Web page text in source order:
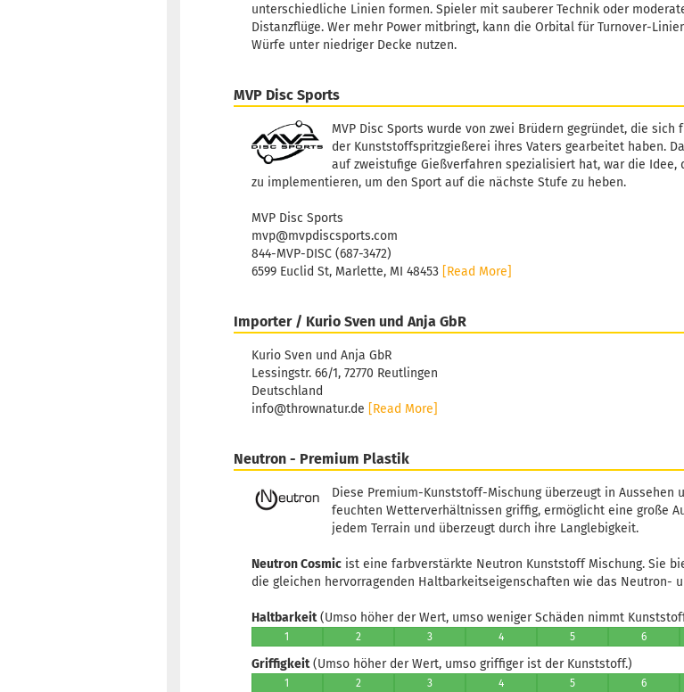
unterschiedliche Linien formen. Spieler mit sauberer Technik oder
Distanzflüge. Wer mehr Power mitbringt, kann die Orbital für Turnover-
Würfe unter niedriger Decke nutzen.
MVP Disc Sports
MVP Disc Sports wurde von zwei Brüdern gegründet, die
der Kunststoffspritzgießerei ihres Vaters gearbeitet haben.
auf zweistufige Gießverfahren spezialisiert hat, war die
zu implementieren, um den Sport auf die nächste Stufe zu heben.
MVP Disc Sports
mvp@mvpdiscsports.com
844-MVP-DISC (687-3472)
6599 Euclid St, Marlette, MI 48453 [Read More]
Importer / Kurio Sven und Anja GbR
Kurio Sven und Anja GbR
Lessingstr. 66/1, 72770 Reutlingen
Deutschland
info@thrownatur.de [Read More]
Neutron - Premium Plastik
Diese Premium-Kunststoff-Mischung überzeugt in
feuchten Wetterverhältnissen griffig, ermöglicht eine große
jedem Terrain und überzeugt durch ihre Langlebigkeit.
Neutron Cosmic ist eine farbverstärkte Neutron Kunststoff Mischung. Sie
die gleichen hervorragenden Haltbarkeitseigenschaften wie das Neutron-
Haltbarkeit(Umso höher der Wert, umso weniger Schäden nimmt
1 2 3 4 5 6
Griffigkeit(Umso höher der Wert, umso griffiger ist der Kunststoff.)
1 2 3 4 5 6